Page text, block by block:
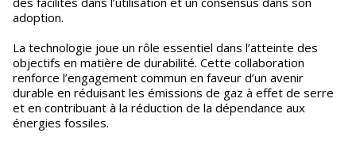
adoption.
La technologie joue un rôle essentiel dans l’atteinte des
objectifs en matière de durabilité. Cette collaboration
renforce l’engagement commun en faveur d’un avenir
durable en réduisant les émissions de gaz à effet de serre
et en contribuant à la réduction de la dépendance aux
énergies fossiles.